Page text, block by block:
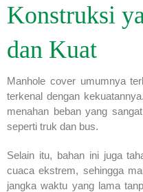
Konstruksi
dan Kuat
Manhole cover umumnya
terkenal dengan
menahan beban yang
seperti truk dan bus.
Selain itu, bahan ini juga
cuaca ekstrem, sehingga
jangka waktu yang lama